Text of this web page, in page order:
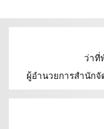
ว่าที่
ผู้อำนวยการสำนัก